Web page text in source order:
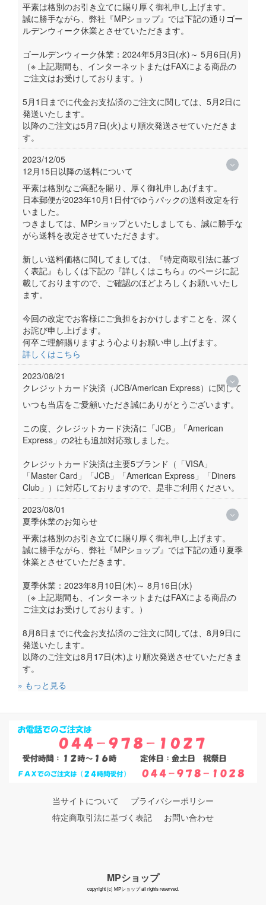
平素は格別のお引き立てに賜り厚く御礼申し上げます。
誠に勝手ながら、弊社『MPショップ』では下記の通りゴー
ルデンウィーク休業とさせていただきます。
ゴールデンウィーク休業：2024年5月3日(水)～ 5月6日(月)
（※ 上記期間も、インターネットまたはFAXによる商品の
ご注文はお受けしております。）
5月1日までに代金お支払済のご注文に関しては、5月2日に
発送いたします。
以降のご注文は5月7日(火)より順次発送させていただきま
す。
2023/12/05
12月15日以降の送料について
平素は格別なご高配を賜り、厚く御礼申しあげます。
日本郵便が2023年10月1日付でゆうパックの送料改定を行
いました。
つきましては、MPショップといたしましても、誠に勝手な
がら送料を改定させていただきます。
新しい送料価格に関してましては、『特定商取引法に基づ
く表記』もしくは下記の『詳しくはこちら』のページに記
載しておりますので、ご確認のほどよろしくお願いいたし
ます。
今回の改定でお客様にご負担をおかけしますことを、深く
お詫び申し上げます。
何卒ご理解賜りますよう心よりお願い申し上げます。
詳しくはこちら
2023/08/21
クレジットカード決済（JCB/American Express）に関して
いつも当店をご愛顧いただき誠にありがとうございます。
この度、クレジットカード決済に「JCB」「American
Express」の2社も追加対応致しました。
クレジットカード決済は主要5ブランド（「VISA」
「Master Card」「JCB」「American Express」「Diners
Club」）に対応しておりますので、是非ご利用ください。
2023/08/01
夏季休業のお知らせ
平素は格別のお引き立てに賜り厚く御礼申し上げます。
誠に勝手ながら、弊社『MPショップ』では下記の通り夏季
休業とさせていただきます。
夏季休業：2023年8月10日(木)～ 8月16日(水)
（※ 上記期間も、インターネットまたはFAXによる商品の
ご注文はお受けしております。）
8月8日までに代金お支払済のご注文に関しては、8月9日に
発送いたします。
以降のご注文は8月17日(木)より順次発送させていただきま
す。
» もっと見る
当サイトについて
プライバシーポリシー
特定商取引法に基づく表記
お問い合わせ
MPショップ
copyright (c) MPショップ all rights reserved.